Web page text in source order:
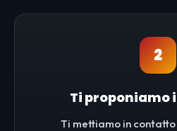
2
Ti proponiamo
Ti mettiamo in